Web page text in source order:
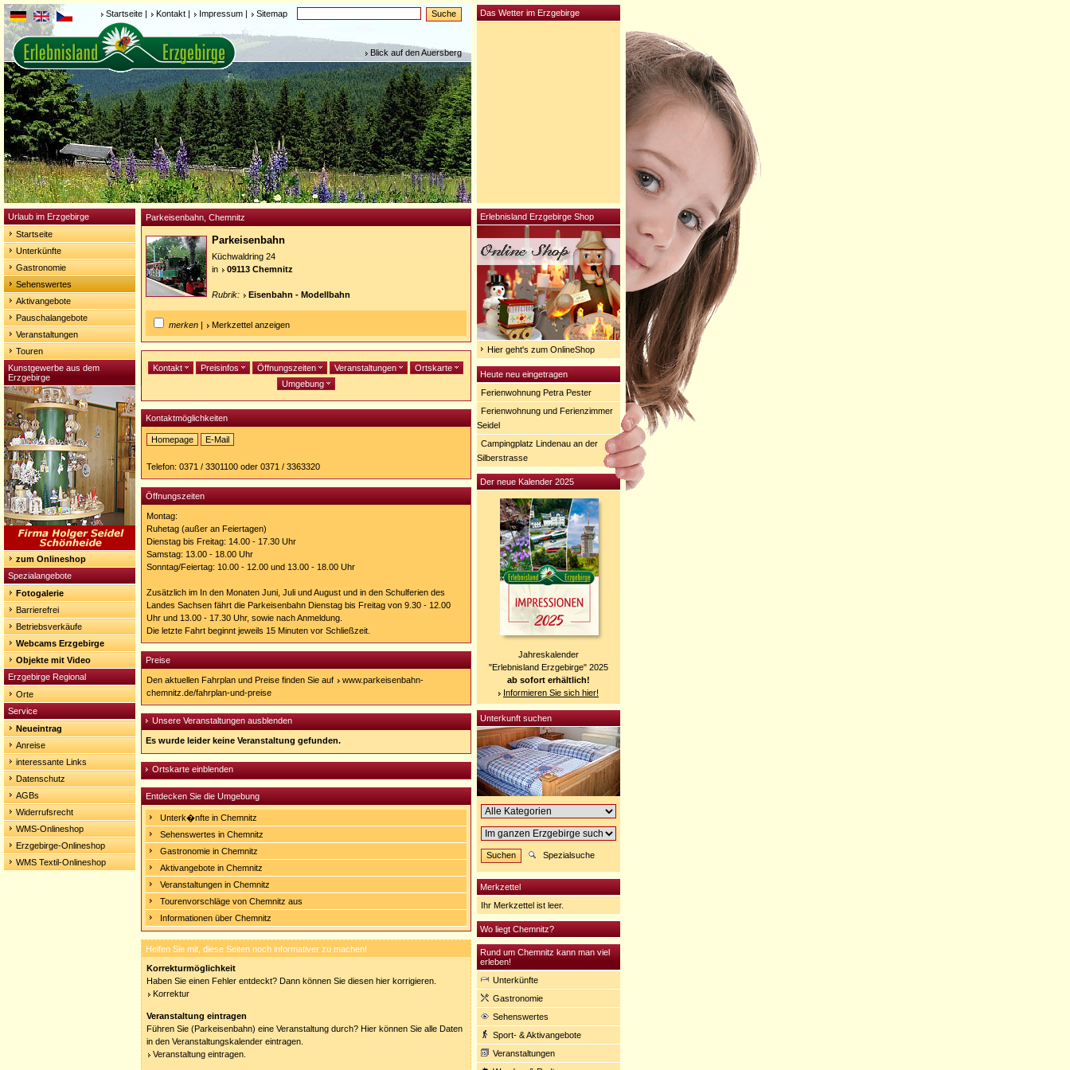
Startseite | Kontakt | Impressum | Sitemap
Blick auf den Auersberg
Urlaub im Erzgebirge
Startseite
Unterkünfte
Gastronomie
Sehenswertes
Aktivangebote
Pauschalangebote
Veranstaltungen
Touren
Kunstgewerbe aus dem
Erzgebirge
zum Onlineshop
Spezialangebote
Fotogalerie
Barrierefrei
Betriebsverkäufe
Webcams Erzgebirge
Objekte mit Video
Erzgebirge Regional
Orte
Service
Neueintrag
Anreise
interessante Links
Datenschutz
AGBs
Widerrufsrecht
WMS-Onlineshop
Erzgebirge-Onlineshop
WMS Textil-Onlineshop
Parkeisenbahn, Chemnitz
Parkeisenbahn
Küchwaldring 24
in
09113 Chemnitz
Rubrik: Eisenbahn - Modellbahn
merken | Merkzettel anzeigen
Kontakt Preisinfos Öffnungszeiten Veranstaltungen
Ortskarte
Umgebung
Kontaktmöglichkeiten
Homepage
http://www.parkeisenbahn-
chemnitz.de/
E-Mail
Telefon: 0371 / 3301100 oder 0371 / 3363320
Öffnungszeiten
Montag:
Ruhetag (außer an Feiertagen)
Dienstag bis Freitag: 14.00 - 17.30 Uhr
Samstag: 13.00 - 18.00 Uhr
Sonntag/Feiertag: 10.00 - 12.00 und 13.00 - 18.00 Uhr
Zusätzlich im In den Monaten Juni, Juli und August und in den Schulferien des
Landes Sachsen fährt die Parkeisenbahn Dienstag bis Freitag von 9.30 - 12.00
Uhr und 13.00 - 17.30 Uhr, sowie nach Anmeldung.
Die letzte Fahrt beginnt jeweils 15 Minuten vor Schließzeit.
Preise
Den aktuellen Fahrplan und Preise finden Sie auf
www.parkeisenbahn-
chemnitz.de/fahrplan-und-preise
Unsere Veranstaltungen ausblenden
Es wurde leider keine Veranstaltung gefunden.
Ortskarte einblenden
Entdecken Sie die Umgebung
Unterk�nfte in Chemnitz
Sehenswertes in Chemnitz
Gastronomie in Chemnitz
Aktivangebote in Chemnitz
Veranstaltungen in Chemnitz
Tourenvorschläge von Chemnitz aus
Informationen über Chemnitz
Helfen Sie mit, diese Seiten noch informativer zu machen!
Korrekturmöglichkeit
Haben Sie einen Fehler entdeckt? Dann können Sie diesen hier korrigieren.
Korrektur
Veranstaltung eintragen
Führen Sie (Parkeisenbahn) eine Veranstaltung durch? Hier können Sie alle Daten
in den Veranstaltungskalender eintragen.
Veranstaltung eintragen.
Erlebnisland Erzgebirge Shop
Hier geht's zum OnlineShop
Heute neu eingetragen
Ferienwohnung Petra Pester
Ferienwohnung und Ferienzimmer
Seidel
Campingplatz Lindenau an der
Silberstrasse
Der neue Kalender 2025
Jahreskalender
"Erlebnisland Erzgebirge" 2025
ab sofort erhältlich!
Informieren Sie sich hier!
Unterkunft suchen
Spezialsuche
Merkzettel
Ihr Merkzettel ist leer.
Wo liegt Chemnitz?
Rund um Chemnitz kann man viel
erleben!
Unterkünfte
Gastronomie
Sehenswertes
Sport- & Aktivangebote
Veranstaltungen
Das Wetter im Erzgebirge